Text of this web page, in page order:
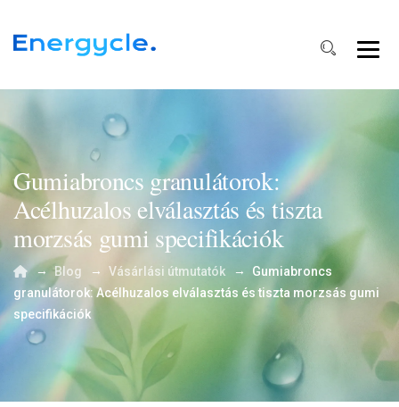
Gumiabroncs granulátorok:
Acélhuzalos elválasztás és tiszta
morzsás gumi specifikációk
→ Blog → Vásárlási útmutatók →
Gumiabroncs
granulátorok: Acélhuzalos elválasztás és tiszta morzsás gumi
specifikációk